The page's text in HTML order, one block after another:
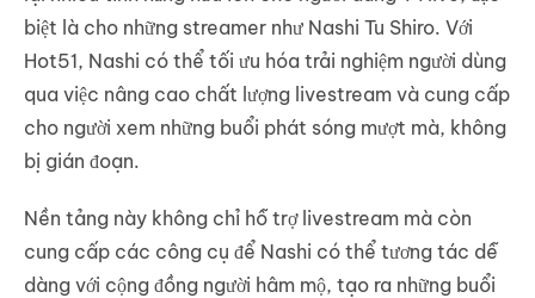
biệt là cho những streamer như Nashi Tu Shiro. Với
Hot51, Nashi có thể tối ưu hóa trải nghiệm người dùng
qua việc nâng cao chất lượng livestream và cung cấp
cho người xem những buổi phát sóng mượt mà, không
bị gián đoạn.
Nền tảng này không chỉ hỗ trợ livestream mà còn
cung cấp các công cụ để Nashi có thể tương tác dễ
dàng với cộng đồng người hâm mộ, tạo ra những buổi